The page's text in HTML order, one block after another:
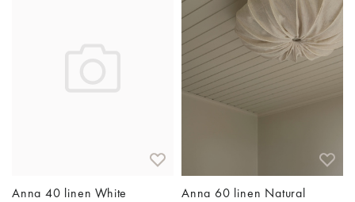
Anna 40 linen White Anna 60 linen Natural